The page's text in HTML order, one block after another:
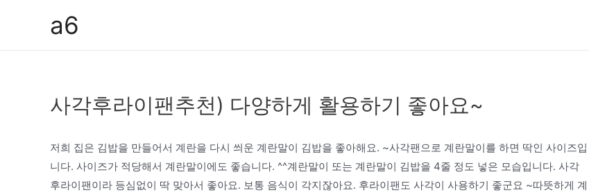
a6
사각후라이팬추천) 다양하게 활용하기 좋아요~
저희 집은 김밥을 만들어서 계란을 다시 씌운 계란말이 김밥을 좋아해요. ~사각팬으로 계란말이를 하면 딱인 사이즈입
니다. 사이즈가 적당해서 계란말이에도 좋습니다. ^^계란말이 또는 계란말이 김밥을 4줄 정도 넣은 모습입니다. 사각
후라이팬이라 등심없이 딱 맞아서 좋아요. 보통 음식이 각지잖아요. 후라이팬도 사각이 사용하기 좋군요 ~따뜻하게 계